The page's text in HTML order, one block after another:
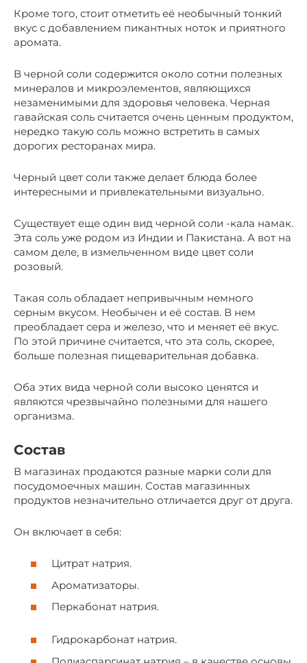
Кроме того, стоит отметить её необычный тонкий
вкус с добавлением пикантных ноток и приятного
аромата.
В черной соли содержится около сотни полезных
минералов и микроэлементов, являющихся
незаменимыми для здоровья человека. Черная
гавайская соль считается очень ценным продуктом,
нередко такую соль можно встретить в самых
дорогих ресторанах мира.
Черный цвет соли также делает блюда более
интересными и привлекательными визуально.
Существует еще один вид черной соли -кала намак.
Эта соль уже родом из Индии и Пакистана. А вот на
самом деле, в измельченном виде цвет соли
розовый.
Такая соль обладает непривычным немного
серным вкусом. Необычен и её состав. В нем
преобладает сера и железо, что и меняет её вкус.
По этой причине считается, что эта соль, скорее,
больше полезная пищеварительная добавка.
Оба этих вида черной соли высоко ценятся и
являются чрезвычайно полезными для нашего
организма.
Состав
В магазинах продаются разные марки соли для
посудомоечных машин. Состав магазинных
продуктов незначительно отличается друг от друга.
Он включает в себя:
Цитрат натрия.
Ароматизаторы.
Перкабонат натрия.
Гидрокарбонат натрия.